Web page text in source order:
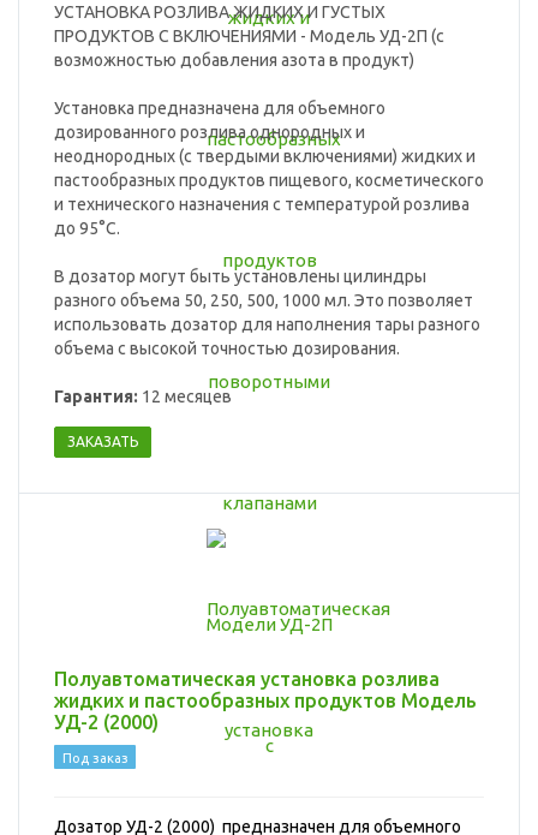
УСТАНОВКА РОЗЛИВА ЖИДКИХ И ГУСТЫХ
ПРОДУКТОВ С ВКЛЮЧЕНИЯМИ - Модель УД-2П (с
возможностью добавления азота в продукт)
Установка предназначена для объемного
дозированного розлива однородных и
неоднородных (с твердыми включениями) жидких и
пастообразных продуктов пищевого, косметического
и технического назначения с температурой розлива
до 95°C.
В дозатор могут быть установлены цилиндры
разного объема 50, 250, 500, 1000 мл. Это позволяет
использовать дозатор для наполнения тары разного
объема с высокой точностью дозирования.
Гарантия: 12 месяцев
ЗАКАЗАТЬ
Полуавтоматическая установка розлива
жидких и пастообразных продуктов Модель
УД-2 (2000)
Под заказ
Дозатор УД-2 (2000) предназначен для объемного